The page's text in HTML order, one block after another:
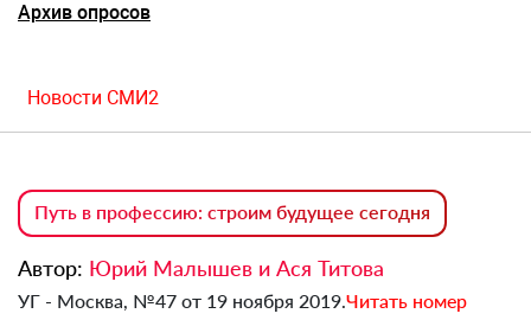
Архив опросов
Новости СМИ2
Путь в профессию: строим будущее сегодня
Автор: Юрий Малышев и Ася Титова
УГ - Москва, №47 от 19 ноября 2019.Читать номер